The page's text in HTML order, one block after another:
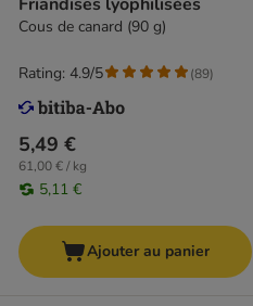
Cous de canard (90 g)
5,49 €
61,00 € / kg
5,11 €
Rating: 4.9/5 (89)
Ajouter au panier